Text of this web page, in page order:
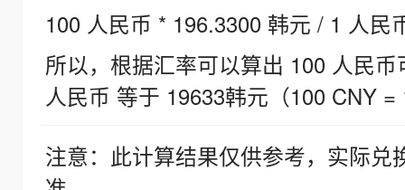
100 人民币 * 196.3300 韩元 / 1 人民
所以，根据汇率可以算出 100 人民
人民币 等于 19633韩元（100 CNY =
注意：此计算结果仅供参考，实际